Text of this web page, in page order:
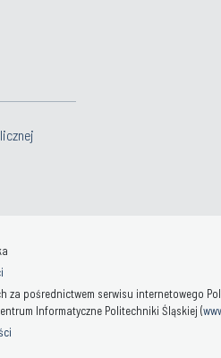
pośrednictwem serwisu internetowego
Informatyczne Politechniki Śląskiej (